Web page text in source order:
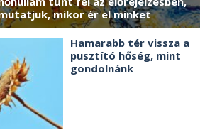
mikor ér el minket
Hamarabb tér vissza a
pusztító hőség, mint
gondolnánk